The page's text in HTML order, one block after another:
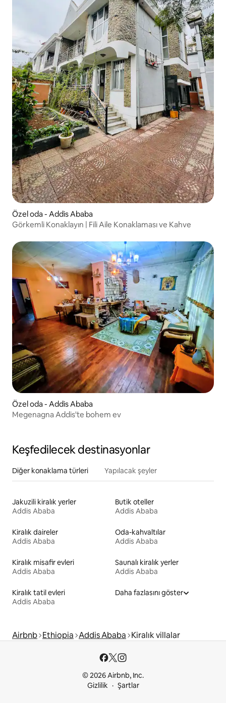
Özel oda - Addis Ababa
Görkemli Konaklayın | Fili Aile Konaklaması ve Kahve
Özel oda - Addis Ababa
Megenagna Addis'te bohem ev
Keşfedilecek destinasyonlar
Diğer konaklama türleri Yapılacak şeyler
Jakuzili kiralık yerler
Addis Ababa
Butik oteller
Addis Ababa
Kiralık daireler
Addis Ababa
Oda-kahvaltılar
Addis Ababa
Kiralık misafir evleri
Addis Ababa
Saunalı kiralık yerler
Addis Ababa
Kiralık tatil evleri
Addis Ababa
Daha fazlasını göster
Airbnb Ethiopia Addis Ababa Kiralık villalar
© 2026 Airbnb, Inc.
Gizlilik
Şartlar